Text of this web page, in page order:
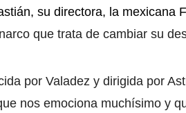
su directora, la mexicana
que trata de cambiar su
por Valadez y dirigida por
nos emociona muchísimo y